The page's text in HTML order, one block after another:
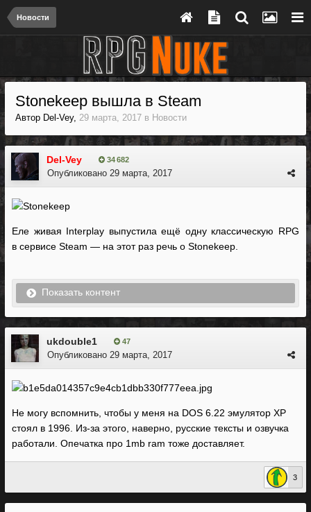
Новости
Stonekeep вышла в Steam
Автор Del-Vey, 29 марта, 2017 в Новости
Del-Vey 34 682
Опубликовано 29 марта, 2017
Еле живая Interplay выпустила ещё одну классическую RPG
в сервисе Steam — на этот раз речь о Stonekeep.
Показать контент
ukdouble1 47
Опубликовано 29 марта, 2017
Не могу вспомнить, чтобы у меня на DOS 6.22 эмулятор XP
стоял в 1996. Из-за этого, наверно, русские тексты и озвучка
работали. Опечатка про 1mb ram тоже доставляет.
3